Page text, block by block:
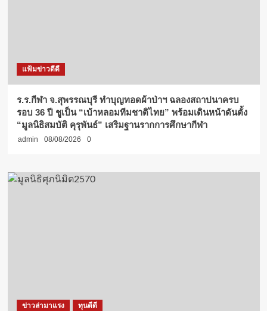
แฟ้มข่าวดีดี
ร.ร.กีฬา จ.สุพรรณบุรี ทำบุญทอดผ้าป่าฯ ฉลองสถาปนาครบ
รอบ 36 ปี ชูเป็น “เบ้าหลอมทีมชาติไทย” พร้อมเดินหน้าดันตั้ง
“มูลนิธิสมบัติ คุรุพันธ์” เสริมฐานรากการศึกษากีฬา
admin 08/08/2026 0
ข่าวล่ามาแรง ทุนดีดี